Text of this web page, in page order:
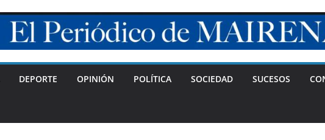
DEPORTE OPINIÓN POLÍTICA SOCIEDAD SUCESOS